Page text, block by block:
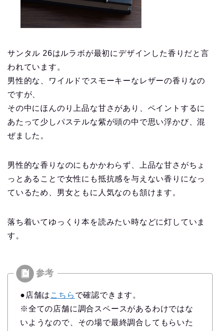
サンタル 26はルラボが最初にデザインした香りだと言
われています。
男性的な、ワイルドでスモーキーなレザーの香りなの
ですが、
その中にほんのり上品な甘さがあり、ペイントするに
あたって少しパステルな紫が頭の中で思い浮かび、混
ぜました。
男性的な香りなのにもかかわらず、上品な甘さがちょ
っとあることで女性にも抵抗感を与えない香りになっ
ているため、男女ともに人気なのも頷けます。
落ち着いてゆっくり本を読みたい時などに灯していま
す。
●店舗は こちら で確認できます。
※全ての店舗に調合スペースがあるわけではな
いようなので、その場で最終調合してもらいた